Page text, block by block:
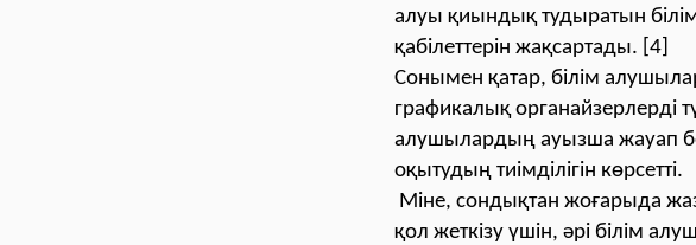
алуы қиындық тудыратын
қабілеттерін жақсартады. [4]
Сонымен қатар, білім
графикалық органайзерлерді
алушылардың ауызша жауап
оқытудың тиімділігін көрсетті.
Міне, сондықтан жоғарыда
қол жеткізу үшін, әрі білім